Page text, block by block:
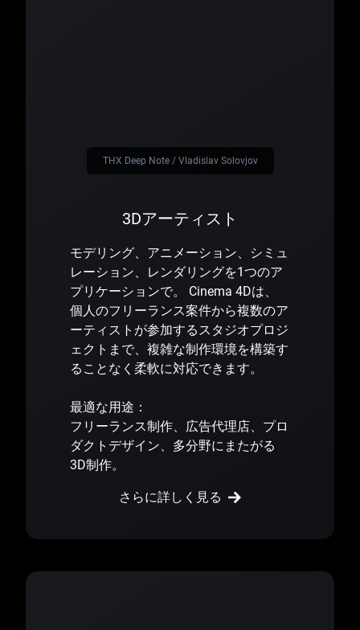
3Dアーティスト
モデリング、アニメーション、シミュ
レーション、レンダリングを1つのア
プリケーションで。 Cinema 4Dは、
個人のフリーランス案件から複数のア
ーティストが参加するスタジオプロジ
ェクトまで、複雑な制作環境を構築す
ることなく柔軟に対応できます。
最適な用途：
フリーランス制作、広告代理店、プロ
ダクトデザイン、多分野にまたがる
3D制作。
さらに詳しく見る
THX Deep Note / Vladislav Solovjov